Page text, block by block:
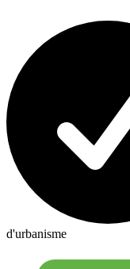
d'urbanisme